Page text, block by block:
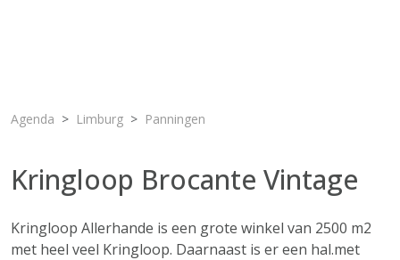
Agenda Limburg Panningen
Kringloop Brocante Vintage
Kringloop Allerhande is een grote winkel van 2500 m2
met heel veel Kringloop. Daarnaast is er een hal.met